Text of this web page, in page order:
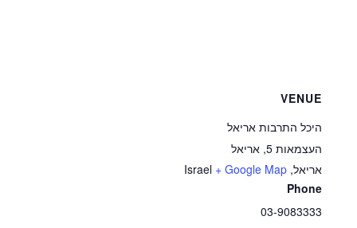
VENUE
היכל התרבות אריאל
העצמאות 5, אריאל
אריאל,
Israel + Google Map
Phone
03-9083333